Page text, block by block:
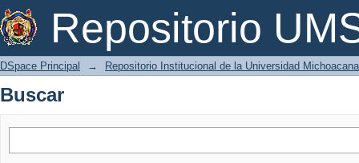
Repositorio
Buscar
DSpace Principal → Repositorio Institucional de la Universidad
Buscar